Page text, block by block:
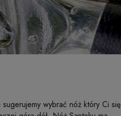
wybrać nóż który Ci się